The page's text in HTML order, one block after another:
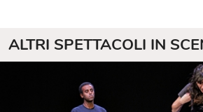
luce e ombra in ogni identità, lo
mostra l'esperienza di una
un'ammissione. La
tempo, tra l'umano e il mostro.
ALTRI SPETTACOLI IN